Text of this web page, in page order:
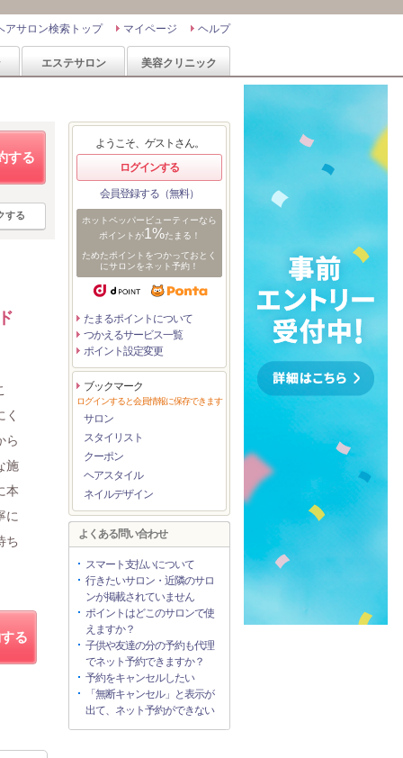
ヘルプ
マイページ
アサロン検索トップ
エステサロン 美容クリニック
する
する
ら
施
本
に
ち
る
ようこそ、ゲストさん。
ログインする
会員登録する（無料）
ホットペッパービューティーなら
ポイントが1%たまる！
ためたポイントをつかっておとく
にサロンをネット予約！
たまるポイントについて
つかえるサービス一覧
ポイント設定変更
ブックマーク
ログインすると会員情報に保存できます
サロン
スタイリスト
クーポン
ヘアスタイル
ネイルデザイン
よくある問い合わせ
スマート支払いについて
行きたいサロン・近隣のサロ
ンが掲載されていません
ポイントはどこのサロンで使
えますか？
子供や友達の分の予約も代理
でネット予約できますか？
予約をキャンセルしたい
「無断キャンセル」と表示が
出て、ネット予約ができない